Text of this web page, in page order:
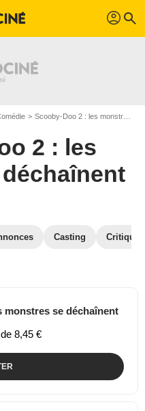
profil search
Scooby-Doo 2 : les monstres se déchaînent
2 : les
Casting
monstres se déchaînent
8,45 €